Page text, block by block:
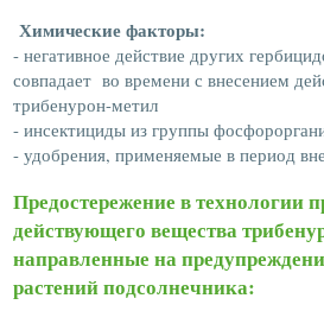
Химические факторы:
- негативное действие других
совпадает во времени с внесением
трибенурон-метил
- инсектициды из группы
- удобрения, применяемые в период
Предостережение в технологии
действующего вещества
направленные на
растений подсолнечника: